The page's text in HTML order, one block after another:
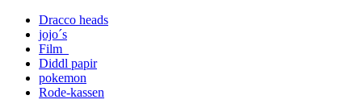
Dracco heads
jojo´s
Film
Diddl papir
pokemon
Rode-kassen